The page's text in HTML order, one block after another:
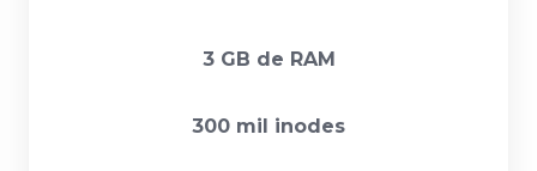
3 GB de RAM
300 mil inodes